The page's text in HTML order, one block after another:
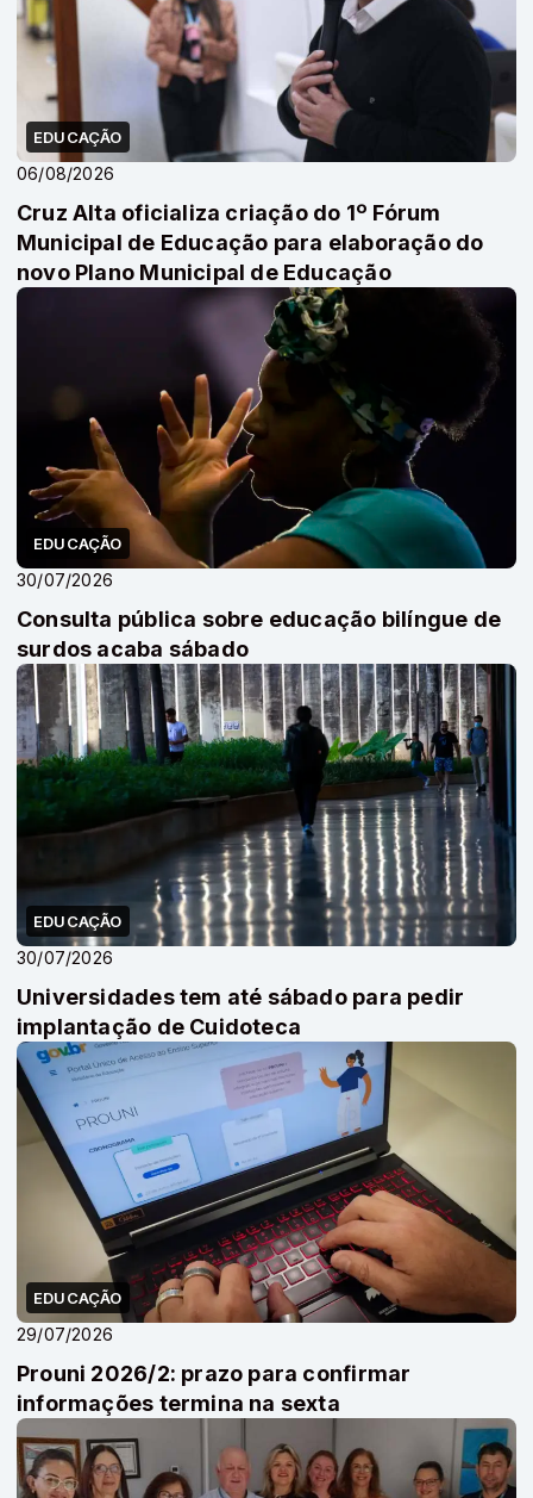
EDUCAÇÃO
06/08/2026
Cruz Alta oficializa criação do 1º Fórum
Municipal de Educação para elaboração do
novo Plano Municipal de Educação
EDUCAÇÃO
30/07/2026
Consulta pública sobre educação bilíngue de
surdos acaba sábado
EDUCAÇÃO
30/07/2026
Universidades tem até sábado para pedir
implantação de Cuidoteca
EDUCAÇÃO
29/07/2026
Prouni 2026/2: prazo para confirmar
informações termina na sexta